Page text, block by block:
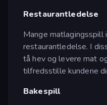
Restaurantledelse
Mange matlagingsspill
restaurantledelse. I
tå hev og levere mat
tilfredsstille kundene
Bakespill